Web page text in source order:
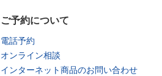
ご予約について
電話予約
オンライン相談
インターネット商品のお問い合わせ